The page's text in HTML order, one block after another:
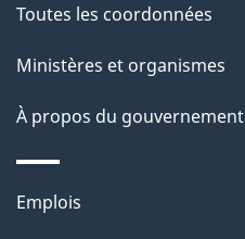
p
a
g
e
Toutes les coordonnées
Ministères et organismes
À propos du gouvernement
Thèmes
Emplois